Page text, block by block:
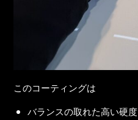
このコーティングは
バランスの取れた高い硬度